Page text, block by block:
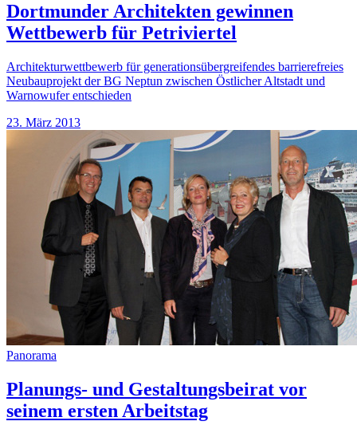
Dortmunder Architekten gewinnen
Wettbewerb für Petriviertel
Architekturwettbewerb für generationsübergreifendes barrierefreies
Neubauprojekt der BG Neptun zwischen Östlicher Altstadt und
Warnowufer entschieden
23. März 2013
Panorama
Planungs- und Gestaltungsbeirat vor
seinem ersten Arbeitstag